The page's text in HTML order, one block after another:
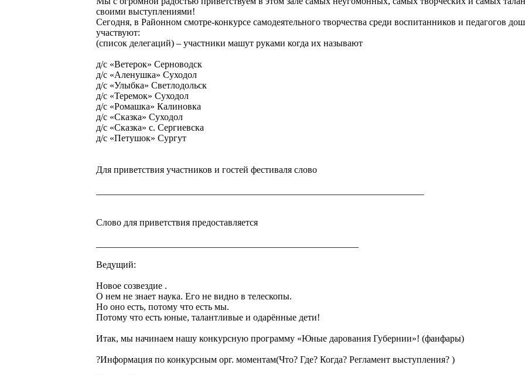
своими выступлениями!
Сегодня, в Районном смотре-конкурсе самодеятельного творчества среди воспитанников и педагогов
участвуют:
(список делегаций) – участники машут руками когда их называют
д/с «Ветерок» Серноводск
д/с «Аленушка» Суходол
д/с «Улыбка» Светлодольск
д/с «Теремок» Суходол
д/с «Ромашка» Калиновка
д/с «Сказка» Суходол
д/с «Сказка» с. Сергиевска
д/с «Петушок» Сургут
Для приветствия участников и гостей фестиваля слово
Слово для приветствия предоставляется
Ведущий:
Новое созвездие .
О нем не знает наука. Его не видно в телескопы.
Но оно есть, потому что есть мы.
Потому что есть юные, талантливые и одарённые дети!
Итак, мы начинаем нашу конкурсную программу «Юные дарования Губернии»! (фанфары)
?Информация по конкурсным орг. моментам(Что? Где? Когда? Регламент выступления? )